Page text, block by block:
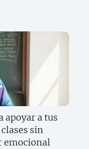
apoyar a tus
sin
emocional